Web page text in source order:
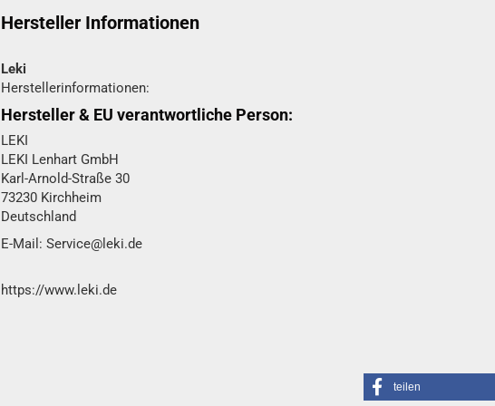
Hersteller Informationen
Leki
Herstellerinformationen:
Hersteller & EU verantwortliche Person:
LEKI
LEKI Lenhart GmbH
Karl-Arnold-Straße 30
73230 Kirchheim
Deutschland
E-Mail: Service@leki.de
https://www.leki.de
teilen